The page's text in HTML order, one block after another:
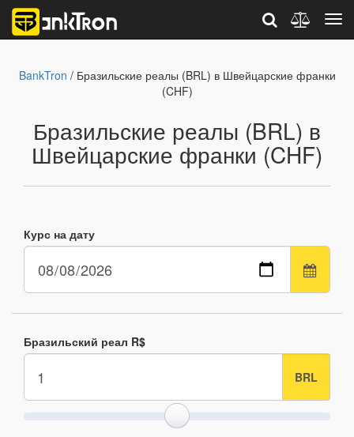
BankTron / Бразильские реалы (BRL) в Швейцарские франки
(CHF)
Бразильские реалы (BRL) в
Швейцарские франки (CHF)
Курс на дату
Бразильский реал R$